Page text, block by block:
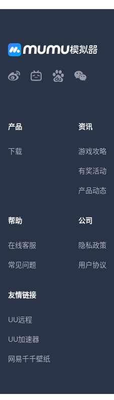
产品
下载
资讯
游戏攻略
有奖活动
产品动态
帮助
在线客服
常见问题
公司
隐私政策
用户协议
友情链接
UU远程
UU加速器
网易千千壁纸